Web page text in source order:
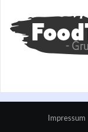
Impressum